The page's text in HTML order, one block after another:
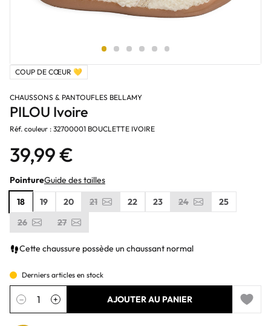
COUP DE CŒUR 💛
CHAUSSONS & PANTOUFLES BELLAMY
PILOU Ivoire
Réf. couleur : 32700001 BOUCLETTE IVOIRE
39,99 €
PointureGuide des tailles
18
19 20 21 22 23 24
25
26
27
Cette chaussure possède un chaussant normal
Derniers articles en stock
Quantité
− + AJOUTER AU PANIER
Add to